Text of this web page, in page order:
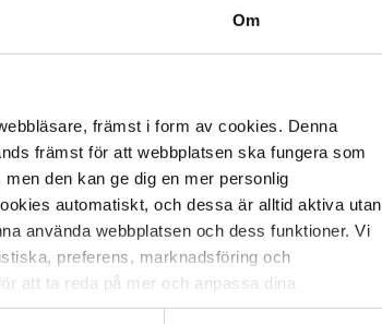
Om
främst i form av cookies. Denna
främst för att webbplatsen ska fungera som
den kan ge dig en mer personlig
automatiskt, och dessa är alltid aktiva utan
använda webbplatsen och dess funktioner. Vi
preferens, marknadsföring och
att ta reda på mer och anpassa dina
din upplevelse av webbplatsen och de tjänster